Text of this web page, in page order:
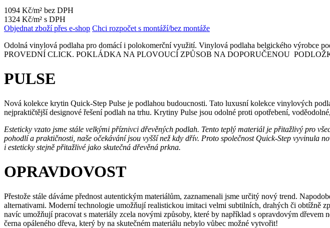
1094 Kč/m² bez DPH
1324 Kč/m² s DPH
Objednat zboží přes e-shop Chci rozpočet s montáží/bez montáže
Odolná vinylová podlaha pro domácí i polokomerční využití. Vinylová podlaha belgického výrobce
PROVEDNÍ CLICK. POKLÁDKA NA PLOVOUCÍ ZPŮSOB NA DOPORUČENOU
PULSE
Nová kolekce krytin Quick-Step Pulse je podlahou budoucnosti. Tato luxusní kolekce vinylových
nejpraktičtější designové řešení podlah na trhu. Krytiny Pulse jsou odolné proti opotřebení,
Esteticky vzato jsme stále velkými příznivci dřevěných podlah. Tento teplý materiál je přitažlivý pro
pohodlí a praktičnosti, naše očekávání jsou vyšší než kdy dřív. Proto společnost Quick-Step
i esteticky stejně přitažlivé jako skutečná dřevěná prkna.
OPRAVDOVOST
Přestože stále dáváme přednost autentickým materiálům, zaznamenali jsme určitý nový trend.
alternativami. Moderní technologie umožňují realistickou imitaci velmi subtilních, drahých či obtížně
navíc umožňují pracovat s materiály zcela novými způsoby, které by například s opravdovým
černa opáleného dřeva, který by na skutečném materiálu nebylo vůbec možné vytvořit!